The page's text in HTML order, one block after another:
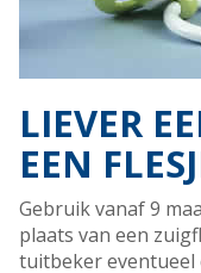
LIEVER
EEN
Gebruik vanaf 9
plaats van een
tuitbeker eventueel